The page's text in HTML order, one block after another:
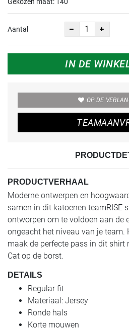
Aantal
IN DE
OP DE
PRODUCTVERHAAL
Moderne ontwerpen en
samen in dit katoenen teamRISE
ontworpen om te voldoen aan de
ongeacht het niveau van je team.
maak de perfecte pass in dit shirt
Cat op de borst.
DETAILS
Regular fit
Materiaal: Jersey
Ronde hals
Korte mouwen